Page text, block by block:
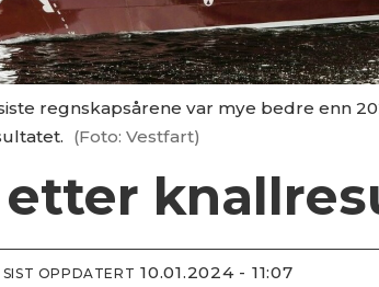
regnskapsårene var mye bedre enn
(Foto: Vestfart)
SIST OPPDATERT 10.01.2024 - 11:07